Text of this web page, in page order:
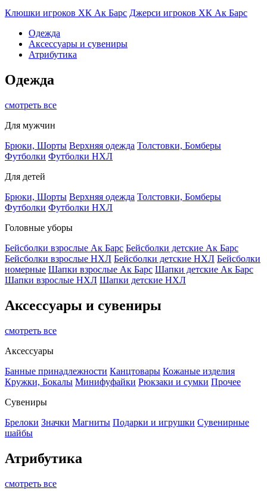
Клюшки игроков ХК Ак Барс Джерси игроков ХК Ак Барс
Одежда
Аксессуары и сувениры
Атрибутика
Одежда
смотреть все
Для мужчин
Брюки, Шорты Верхняя одежда Толстовки, Бомберы
Футболки Футболки НХЛ
Для детей
Брюки, Шорты Верхняя одежда Толстовки, Бомберы
Футболки Футболки НХЛ
Головные уборы
Бейсболки взрослые Ак Барс Бейсболки детские Ак Барс
Бейсболки взрослые НХЛ Бейсболки детские НХЛ Бейсболки
номерные Шапки взрослые Ак Барс Шапки детские Ак Барс
Шапки взрослые НХЛ Шапки детские НХЛ
Аксессуары и сувениры
смотреть все
Аксессуары
Банные принадлежности Канцтовары Кожаные изделия
Кружки, Бокалы Минифуфайки Рюкзаки и сумки Прочее
Сувениры
Брелоки Значки Магниты Подарки и игрушки Сувенирные
шайбы
Атрибутика
смотреть все